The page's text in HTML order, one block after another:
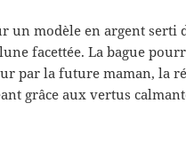
un modèle en argent serti
facettée. La bague
par la future maman, la
grâce aux vertus